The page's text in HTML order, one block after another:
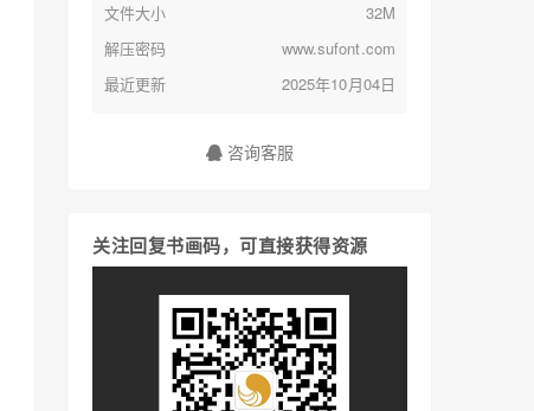
文件大小
32M
解压密码
www.sufont.com
最近更新
2025年10月04日
咨询客服
关注回复书画码，可直接获得资源